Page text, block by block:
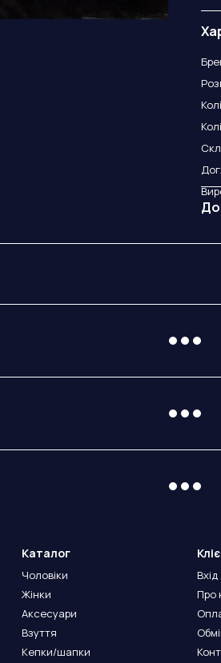
Каталог
Чоловіки
Жінки
Аксесуари
Взуття
Кепки/шапки
Про